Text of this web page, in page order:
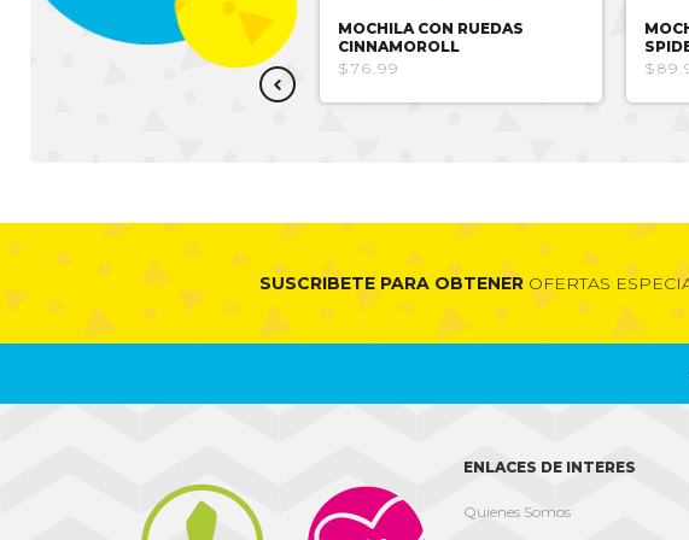
MOCHILA CON RUEDAS
MOCHILA CON RUEDAS
CINNAMOROLL
$76.99
SUSCRIBETE PARA OBTENEROFERTAS
ENLACES DE INTERES
Quienes Somos